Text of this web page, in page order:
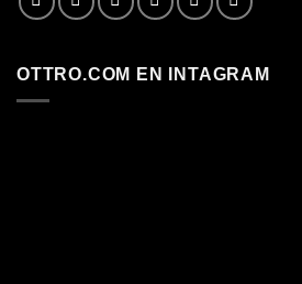
OTTRO.COM EN INTAGRAM